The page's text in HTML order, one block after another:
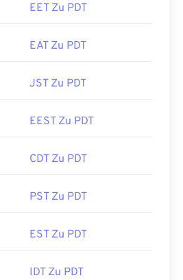
EET Zu PDT
EAT Zu PDT
JST Zu PDT
EEST Zu PDT
CDT Zu PDT
PST Zu PDT
EST Zu PDT
IDT Zu PDT